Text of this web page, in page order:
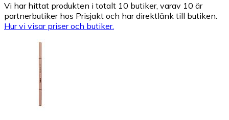
Vi har hittat produkten i totalt 10 butiker, varav 10 är
partnerbutiker hos Prisjakt och har direktlänk till butiken.
Hur vi visar priser och butiker.